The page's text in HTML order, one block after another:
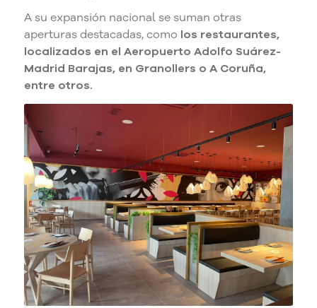
A su expansión nacional se suman otras
aperturas destacadas, como los restaurantes,
localizados en el Aeropuerto Adolfo Suárez-
Madrid Barajas, en Granollers o A Coruña,
entre otros.